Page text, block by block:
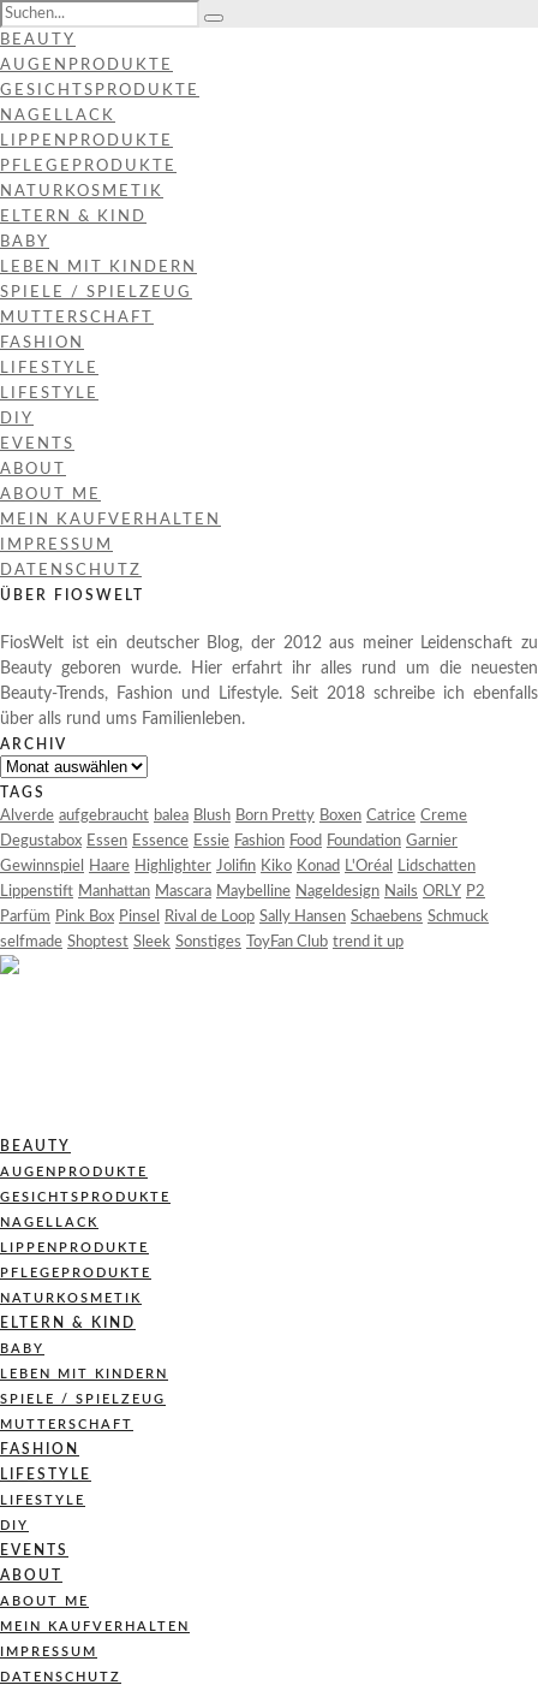
BEAUTY
AUGENPRODUKTE
GESICHTSPRODUKTE
NAGELLACK
LIPPENPRODUKTE
PFLEGEPRODUKTE
NATURKOSMETIK
ELTERN & KIND
BABY
LEBEN MIT KINDERN
SPIELE / SPIELZEUG
MUTTERSCHAFT
FASHION
LIFESTYLE
LIFESTYLE
DIY
EVENTS
ABOUT
ABOUT ME
MEIN KAUFVERHALTEN
IMPRESSUM
DATENSCHUTZ
ÜBER FIOSWELT
FiosWelt ist ein deutscher Blog, der 2012 aus meiner Leidenschaft zu
Beauty geboren wurde. Hier erfahrt ihr alles rund um die neuesten
Beauty-Trends, Fashion und Lifestyle. Seit 2018 schreibe ich ebenfalls
über alls rund ums Familienleben.
ARCHIV
Archiv
TAGS
Alverde aufgebraucht balea Blush Born Pretty Boxen Catrice Creme
Degustabox Essen Essence Essie Fashion Food Foundation Garnier
Gewinnspiel
Haare Highlighter Jolifin Kiko Konad L'Oréal
Lidschatten
Lippenstift Manhattan Mascara Maybelline Nageldesign Nails ORLY P2
Parfüm Pink Box Pinsel Rival de Loop Sally Hansen Schaebens Schmuck
selfmade Shoptest Sleek Sonstiges ToyFan Club trend it up
BEAUTY
AUGENPRODUKTE
GESICHTSPRODUKTE
NAGELLACK
LIPPENPRODUKTE
PFLEGEPRODUKTE
NATURKOSMETIK
ELTERN & KIND
BABY
LEBEN MIT KINDERN
SPIELE / SPIELZEUG
MUTTERSCHAFT
FASHION
LIFESTYLE
LIFESTYLE
DIY
EVENTS
ABOUT
ABOUT ME
MEIN KAUFVERHALTEN
IMPRESSUM
DATENSCHUTZ